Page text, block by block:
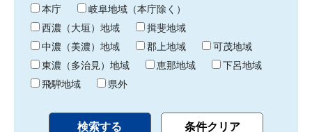
わ
り
本庁
岐阜地域（本庁除く）
西濃（大垣）地域
揖斐地域
中濃（美濃）地域
郡上地域
可茂地域
東濃（多治見）地域
恵那地域
下呂地域
飛騨地域
県外